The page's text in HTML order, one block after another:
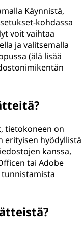
Käynnistä,
kohdassa
voit vaihtaa
ja valitsemalla
(älä lisää
tietokoneen on
erityisen hyödyllistä
kanssa,
tai Adobe